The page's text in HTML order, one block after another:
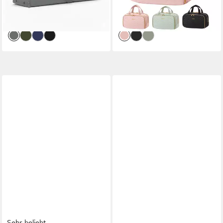
Volumen
cm), Tragbar
-43%
lieferbar - in 4-5 Werktagen bei dir